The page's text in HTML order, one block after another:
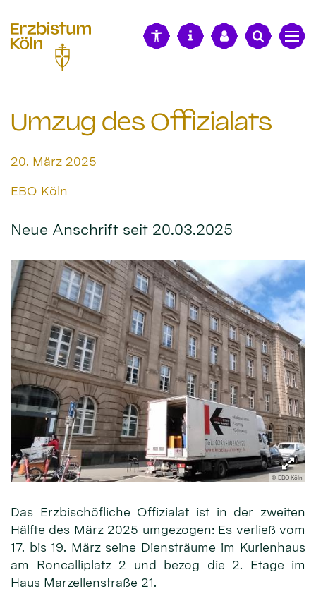
Umzug des Offizialats
Datum:
20. März 2025
Von:
EBO Köln
Neue Anschrift seit 20.03.2025
© EBO Köln
Das Erzbischöfliche Offizialat ist in der zweiten
Hälfte des März 2025 umgezogen: Es verließ vom
17. bis 19. März seine Diensträume im Kurienhaus
am Roncalliplatz 2 und bezog die 2. Etage im
Haus Marzellen­straße 21.